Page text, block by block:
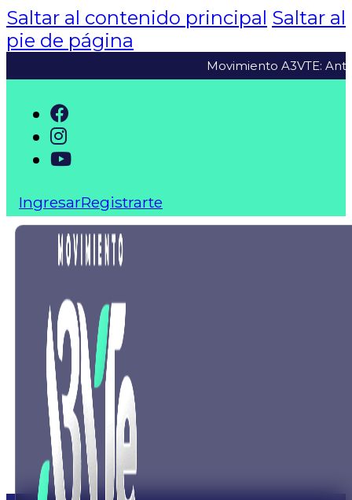
Saltar al contenido principal Saltar al
pie de página
Movimiento A3VTE: Antes,
IngresarRegistrarte